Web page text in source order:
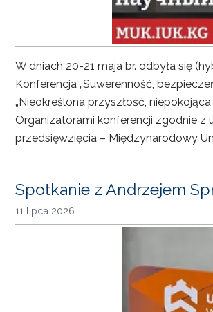
W dniach 20-21 maja br. odbyła się
Konferencja „Suwerenność,
„Nieokreślona przyszłość,
Organizatorami konferencji zgodnie z
przedsięwzięcia – Międzynarodowy
Spotkanie z Andrzejem
11 lipca 2026